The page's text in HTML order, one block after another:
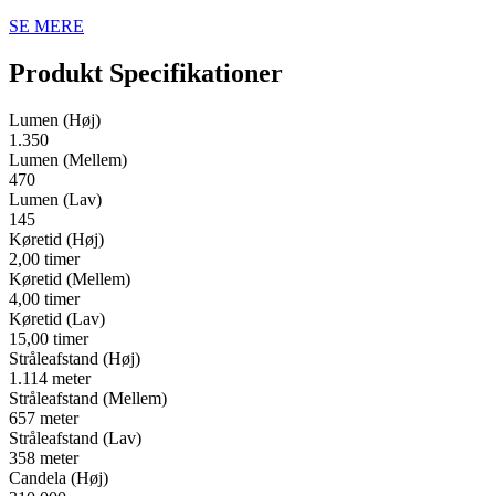
SE MERE
Produkt Specifikationer
Lumen (Høj)
1.350
Lumen (Mellem)
470
Lumen (Lav)
145
Køretid (Høj)
2,00 timer
Køretid (Mellem)
4,00 timer
Køretid (Lav)
15,00 timer
Stråleafstand (Høj)
1.114 meter
Stråleafstand (Mellem)
657 meter
Stråleafstand (Lav)
358 meter
Candela (Høj)